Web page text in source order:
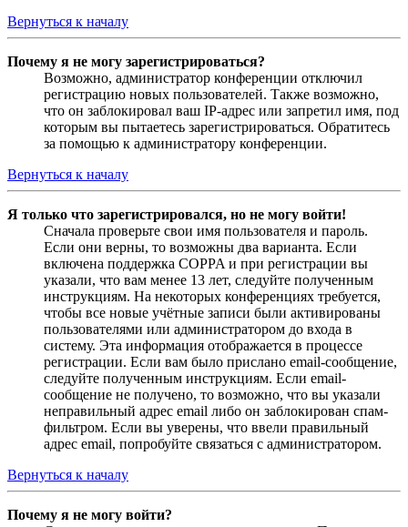
Вернуться к началу
Почему я не могу зарегистрироваться?
Возможно, администратор конференции отключил
регистрацию новых пользователей. Также возможно,
что он заблокировал ваш IP-адрес или запретил имя, под
которым вы пытаетесь зарегистрироваться. Обратитесь
за помощью к администратору конференции.
Вернуться к началу
Я только что зарегистрировался, но не могу войти!
Сначала проверьте свои имя пользователя и пароль.
Если они верны, то возможны два варианта. Если
включена поддержка COPPA и при регистрации вы
указали, что вам менее 13 лет, следуйте полученным
инструкциям. На некоторых конференциях требуется,
чтобы все новые учётные записи были активированы
пользователями или администратором до входа в
систему. Эта информация отображается в процессе
регистрации. Если вам было прислано email-сообщение,
следуйте полученным инструкциям. Если email-
сообщение не получено, то возможно, что вы указали
неправильный адрес email либо он заблокирован спам-
фильтром. Если вы уверены, что ввели правильный
адрес email, попробуйте связаться с администратором.
Вернуться к началу
Почему я не могу войти?